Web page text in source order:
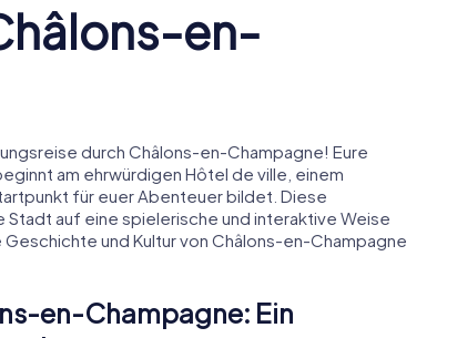
en-
durch Châlons-en-Champagne! Eure
am ehrwürdigen Hôtel de ville, einem
für euer Abenteuer bildet. Diese
auf eine spielerische und interaktive Weise
und Kultur von Châlons-en-Champagne
en-Champagne: Ein